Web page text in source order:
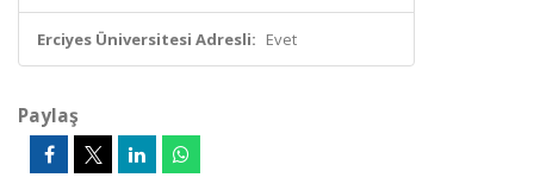
Erciyes Üniversitesi Adresli: Evet
Paylaş